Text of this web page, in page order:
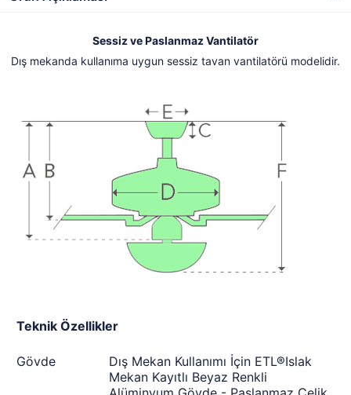
Sessiz ve Paslanmaz Vantilatör
Dış mekanda kullanıma uygun sessiz tavan vantilatörü modelidir.
Teknik Özellikler
Gövde
Dış Mekan Kullanımı İçin ETL®Islak
Mekan Kayıtlı Beyaz Renkli